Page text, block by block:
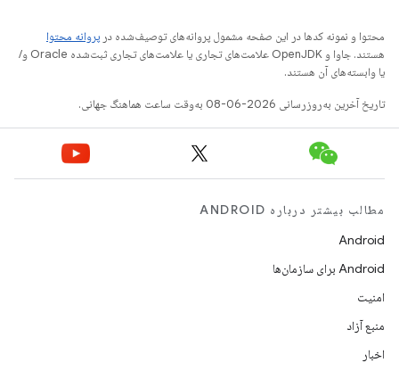
محتوا و نمونه کدها در این صفحه مشمول پروانه‌های توصیف‌شده در پروانه محتوا
هستند. جاوا و OpenJDK علامت‌های تجاری یا علامت‌های تجاری ثبت‌شده Oracle و/
یا وابسته‌های آن هستند.
تاریخ آخرین به‌روزرسانی 2026-06-08 به‌وقت ساعت هماهنگ جهانی.
مطالب بیشتر درباره ANDROID
Android
Android برای سازمان‌ها
امنیت
منبع آزاد
اخبار